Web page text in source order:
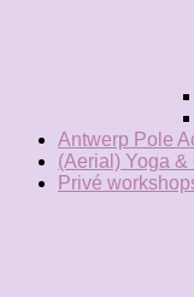
Antwerp Pole
(Aerial) Yoga &
Privé